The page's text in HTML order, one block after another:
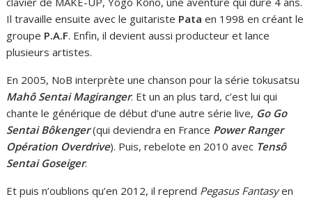
Il travaille ensuite avec le guitariste Pata en 1998 en créant le
groupe P.A.F. Enfin, il devient aussi producteur et lance
plusieurs artistes.
En 2005, NoB interprète une chanson pour la série tokusatsu
Mahô Sentai Magiranger. Et un an plus tard, c’est lui qui
chante le générique de début d’une autre série live, Go Go
Sentai Bôkenger(qui deviendra en France Power Ranger
Opération Overdrive). Puis, rebelote en 2010 avec Tensô
Sentai Goseiger.
Et puis n’oublions qu’en 2012, il reprend Pegasus Fantasyen